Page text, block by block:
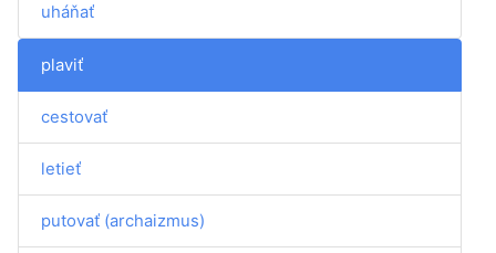
uháňať
plaviť
cestovať
letieť
putovať (archaizmus)